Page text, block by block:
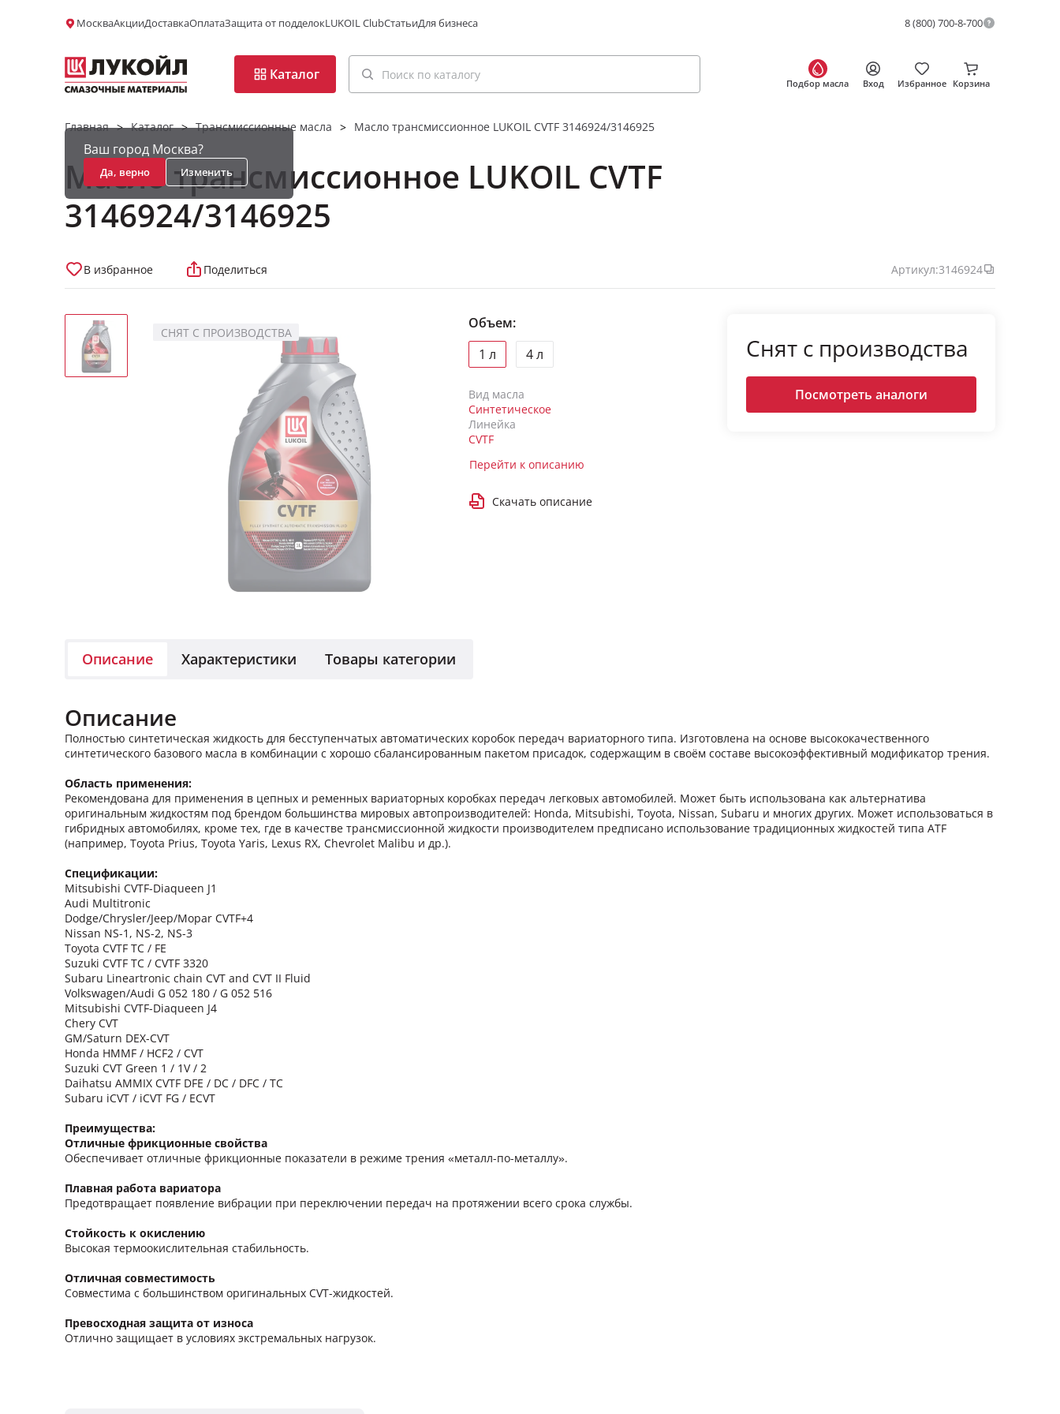
МоскваАкцииДоставкаОплатаЗащита от подделокLUKOIL ClubСтатьиДля бизнеса 8 (800) 700-8-700
Каталог
Подбор масла Вход Избранное Корзина
Ваш город Москва?
Да, верно Изменить
Главная > Каталог > Трансмиссионные масла > Масло трансмиссионное LUKOIL CVTF 3146924/3146925
Масло трансмиссионное LUKOIL CVTF
3146924/3146925
В избранное Поделиться Артикул:3146924
НЕТ В НАЛИЧИИ
СНЯТ С ПРОИЗВОДСТВА
Объем:
1 л
4 л
Вид масла
Синтетическое
Линейка
CVTF
Перейти к описанию
Скачать описание
Снят с производства
Посмотреть аналоги
Описание Характеристики Товары категории
Описание
Полностью синтетическая жидкость для бесступенчатых автоматических коробок передач вариаторного типа. Изготовлена на основе высококачественного
синтетического базового масла в комбинации с хорошо сбалансированным пакетом присадок, содержащим в своём составе высокоэффективный модификатор трения.
Область применения:
Рекомендована для применения в цепных и ременных вариаторных коробках передач легковых автомобилей. Может быть использована как альтернатива
оригинальным жидкостям под брендом большинства мировых автопроизводителей: Honda, Mitsubishi, Toyota, Nissan, Subaru и многих других. Может использоваться в
гибридных автомобилях, кроме тех, где в качестве трансмиссионной жидкости производителем предписано использование традиционных жидкостей типа ATF
(например, Toyota Prius, Toyota Yaris, Lexus RX, Chevrolet Malibu и др.).
Спецификации:
Mitsubishi CVTF-Diaqueen J1
Audi Multitronic
Dodge/Chrysler/Jeep/Mopar CVTF+4
Nissan NS-1, NS-2, NS-3
Toyota CVTF TC / FE
Suzuki CVTF TC / CVTF 3320
Subaru Lineartronic chain CVT and CVT II Fluid
Volkswagen/Audi G 052 180 / G 052 516
Mitsubishi CVTF-Diaqueen J4
Chery CVT
GM/Saturn DEX-CVT
Honda HMMF / HCF2 / CVT
Suzuki CVT Green 1 / 1V / 2
Daihatsu AMMIX CVTF DFE / DC / DFC / TC
Subaru iCVT / iCVT FG / ECVT
Преимущества:
Отличные фрикционные свойства
Обеспечивает отличные фрикционные показатели в режиме трения «металл-по-металлу».
Плавная работа вариатора
Предотвращает появление вибрации при переключении передач на протяжении всего срока службы.
Стойкость к окислению
Высокая термоокислительная стабильность.
Отличная совместимость
Совместима с большинством оригинальных CVT-жидкостей.
Превосходная защита от износа
Отлично защищает в условиях экстремальных нагрузок.